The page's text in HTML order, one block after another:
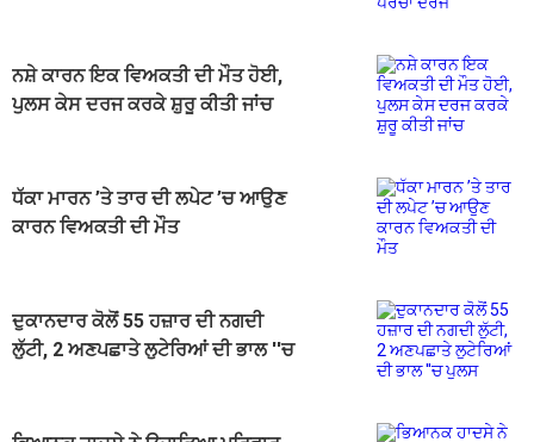
ਨਸ਼ੇ ਕਾਰਨ ਇਕ ਵਿਅਕਤੀ ਦੀ ਮੌਤ ਹੋਈ,
ਪੁਲਸ ਕੇਸ ਦਰਜ ਕਰਕੇ ਸ਼ੁਰੂ ਕੀਤੀ ਜਾਂਚ
ਧੱਕਾ ਮਾਰਨ ’ਤੇ ਤਾਰ ਦੀ ਲਪੇਟ ’ਚ ਆਉਣ
ਕਾਰਨ ਵਿਅਕਤੀ ਦੀ ਮੌਤ
ਦੁਕਾਨਦਾਰ ਕੋਲੋਂ 55 ਹਜ਼ਾਰ ਦੀ ਨਗਦੀ
ਲੁੱਟੀ, 2 ਅਣਪਛਾਤੇ ਲੁਟੇਰਿਆਂ ਦੀ ਭਾਲ ''ਚ